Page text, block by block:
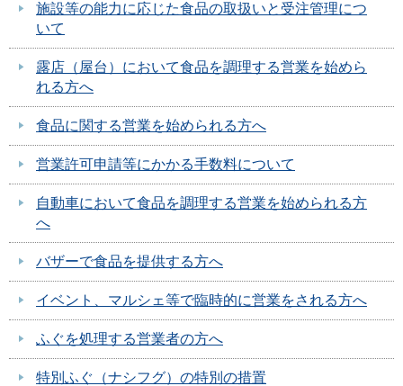
施設等の能力に応じた食品の取扱いと受注管理につ
いて
露店（屋台）において食品を調理する営業を始めら
れる方へ
食品に関する営業を始められる方へ
営業許可申請等にかかる手数料について
自動車において食品を調理する営業を始められる方
へ
バザーで食品を提供する方へ
イベント、マルシェ等で臨時的に営業をされる方へ
ふぐを処理する営業者の方へ
特別ふぐ（ナシフグ）の特別の措置